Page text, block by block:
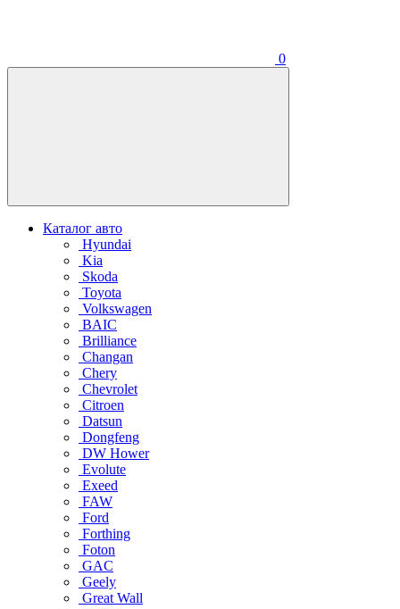
0
Каталог авто
Hyundai
Kia
Skoda
Toyota
Volkswagen
BAIC
Brilliance
Changan
Chery
Chevrolet
Citroen
Datsun
Dongfeng
DW Hower
Evolute
Exeed
FAW
Ford
Forthing
Foton
GAC
Geely
Great Wall